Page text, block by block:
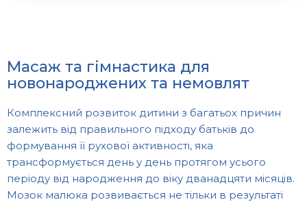
Масаж та гімнастика для
новонароджених та немовлят
Комплексний розвиток дитини з багатьох причин
залежить від правильного підходу батьків до
формування її рухової активності, яка
трансформується день у день протягом усього
періоду від народження до віку дванадцяти місяців.
Мозок малюка розвивається не тільки в результаті